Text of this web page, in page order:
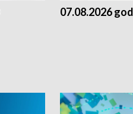
07.08.2026